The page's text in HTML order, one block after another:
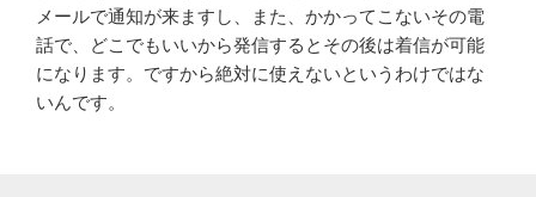
メールで通知が来ますし、また、かかってこないその電
話で、どこでもいいから発信するとその後は着信が可能
になります。ですから絶対に使えないというわけではな
いんです。